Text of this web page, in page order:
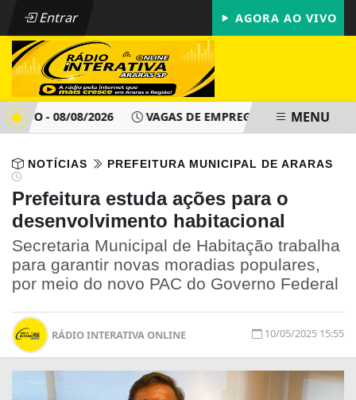
Entrar AGORA AO VIVO
- 08/08/2026 VAGAS DE EMPREGO - PAT ARARAS SP
MENU
NOTÍCIAS PREFEITURA MUNICIPAL DE ARARAS
Prefeitura estuda ações para o
desenvolvimento habitacional
Secretaria Municipal de Habitação trabalha
para garantir novas moradias populares,
por meio do novo PAC do Governo Federal
RÁDIO INTERATIVA ONLINE 10/05/2025 15:55